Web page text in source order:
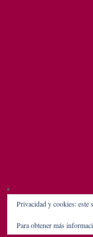
Privacidad y cookies: este
Para obtener más